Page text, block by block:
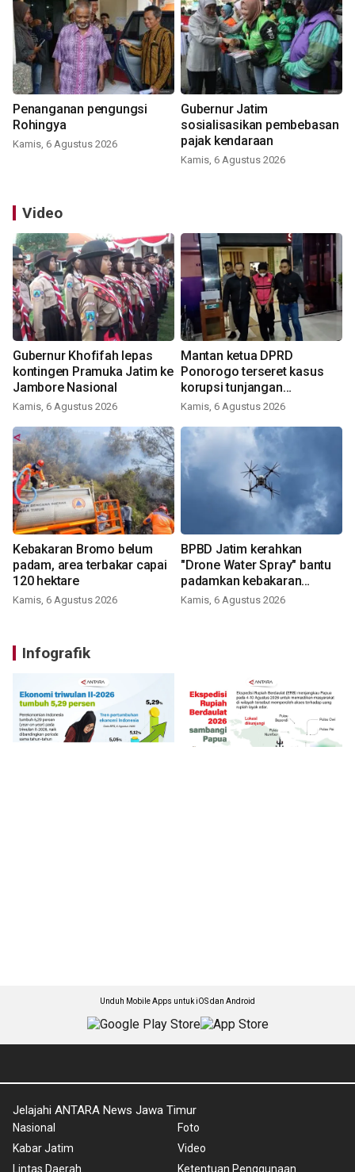
Penanganan pengungsi
Rohingya
Kamis, 6 Agustus 2026
Gubernur Jatim
sosialisasikan pembebasan
pajak kendaraan
Kamis, 6 Agustus 2026
Video
Gubernur Khofifah lepas
kontingen Pramuka Jatim ke
Jambore Nasional
Kamis, 6 Agustus 2026
Mantan ketua DPRD
Ponorogo terseret kasus
korupsi tunjangan
perumahan
Kamis, 6 Agustus 2026
Kebakaran Bromo belum
padam, area terbakar capai
120 hektare
Kamis, 6 Agustus 2026
BPBD Jatim kerahkan
"Drone Water Spray" bantu
padamkan kebakaran
Bromo
Kamis, 6 Agustus 2026
Infografik
Unduh Mobile Apps untuk iOS dan Android
Jelajahi ANTARA News Jawa Timur
Nasional
Kabar Jatim
Lintas Daerah
Foto
Video
Ketentuan Penggunaan